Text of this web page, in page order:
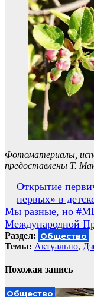
Фотоматериалы,
предоставлены Т.
Навигация
по
записям
Открытие
первых» в
Мы разные, но
Международной
Раздел: Общество
Темы: Актуально,
Похожая запись
Общество